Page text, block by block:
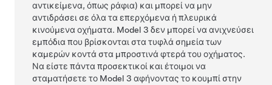
αντικείμενα, όπως ράφια) και μπορεί να μην
αντιδράσει σε όλα τα επερχόμενα ή πλευρικά
κινούμενα οχήματα. Model 3 δεν μπορεί να ανιχνεύσει
εμπόδια που βρίσκονται στα τυφλά σημεία των
καμερών κοντά στα μπροστινά φτερά του οχήματος.
Να είστε πάντα προσεκτικοί και έτοιμοι να
σταματήσετε το Model 3 αφήνοντας το κουμπί στην